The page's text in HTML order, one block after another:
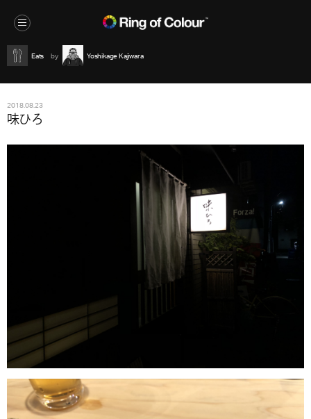
Eats Yoshikage Kajiwara
2018.08.23
味ひろ